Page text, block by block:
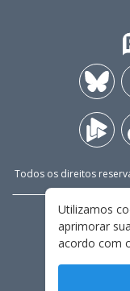
Todos os direitos
Utilizamos
aprimorar
acordo com